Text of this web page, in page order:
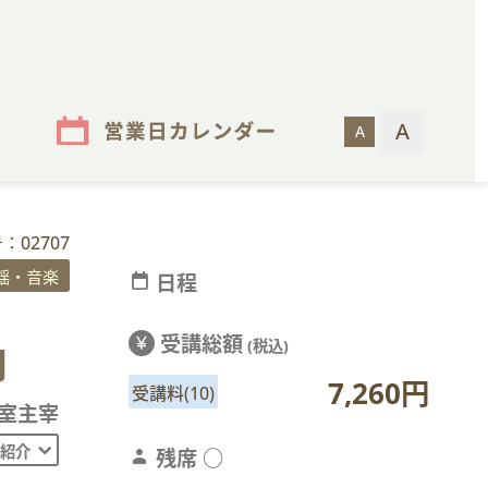
02707
・音楽
主宰
介
calendar_today 日程
currency_yen 受講総額 (税込)
受講料(10) 7,260円
person 残席 ○